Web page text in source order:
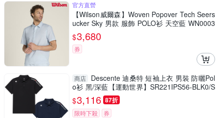
官方直營
【Wilson威爾森】Woven Popover Tech Seers
ucker Sky 男款 服飾 POLO衫 天空藍 WN0003
3G011001
$3,680
券
商店
Descente 迪桑特 短袖上衣 男裝 防曬Pol
o衫 黑/深藍【運動世界】SR221IPS56-BLK0/S
R221IPS56-NAV0
$3,116 87折
限時下殺 券